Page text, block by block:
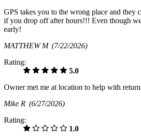
GPS takes you to the wrong place and they
if you drop off after hours!!! Even though
early!
MATTHEW M (7/22/2026)
Rating:
5.0
Owner met me at location to help with
Mike R (6/27/2026)
Rating:
1.0